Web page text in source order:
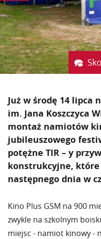
Już w środę 14 lipca
im. Jana Koszczyca
montaż namiotów
jubileuszowego
potężne TIR – y
konstrukcyjne,
następnego dnia w
Kino Plus GSM na 900
zwykle na szkolnym
miejsc - namiot kinowy -